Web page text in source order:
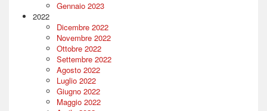
Gennaio 2023
2022
Dicembre 2022
Novembre 2022
Ottobre 2022
Settembre 2022
Agosto 2022
Luglio 2022
Giugno 2022
Maggio 2022